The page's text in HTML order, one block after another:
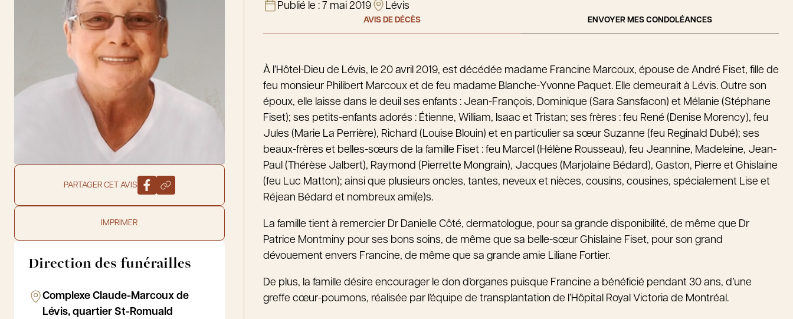
PARTAGER CET AVIS
IMPRIMER
Direction des funérailles
Complexe Claude-Marcoux de
Lévis, quartier St-Romuald
Publié le : 7 mai 2019 Lévis
AVIS DE DÉCÈS ENVOYER MES CONDOLÉANCES
À l’Hôtel-Dieu de Lévis, le 20 avril 2019, est décédée madame Francine Marcoux, épouse de André Fiset, fille de
feu monsieur Philibert Marcoux et de feu madame Blanche-Yvonne Paquet. Elle demeurait à Lévis. Outre son
époux, elle laisse dans le deuil ses enfants : Jean-François, Dominique (Sara Sansfacon) et Mélanie (Stéphane
Fiset); ses petits-enfants adorés : Étienne, William, Isaac et Tristan; ses frères : feu René (Denise Morency), feu
Jules (Marie La Perrière), Richard (Louise Blouin) et en particulier sa sœur Suzanne (feu Reginald Dubé); ses
beaux-frères et belles-sœurs de la famille Fiset : feu Marcel (Hélène Rousseau), feu Jeannine, Madeleine, Jean-
Paul (Thérèse Jalbert), Raymond (Pierrette Mongrain), Jacques (Marjolaine Bédard), Gaston, Pierre et Ghislaine
(feu Luc Matton); ainsi que plusieurs oncles, tantes, neveux et nièces, cousins, cousines, spécialement Lise et
Réjean Bédard et nombreux ami(e)s.
La famille tient à remercier Dr Danielle Côté, dermatologue, pour sa grande disponibilité, de même que Dr
Patrice Montminy pour ses bons soins, de même que sa belle-sœur Ghislaine Fiset, pour son grand
dévouement envers Francine, de même que sa grande amie Liliane Fortier.
De plus, la famille désire encourager le don d’organes puisque Francine a bénéficié pendant 30 ans, d’une
greffe cœur-poumons, réalisée par l’équipe de transplantation de l’Hôpital Royal Victoria de Montréal.